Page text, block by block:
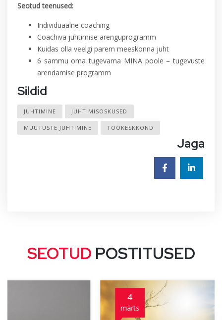
Seotud teenused:
Individuaalne coaching
Coachiva juhtimise arenguprogramm
Kuidas olla veelgi parem meeskonna juht
6 sammu oma tugevama MINA poole – tugevuste
arendamise programm
Sildid
JUHTIMINE JUHTIMISOSKUSED
MUUTUSTE JUHTIMINE TÖÖKESKKOND
Jaga
SEOTUD POSTITUSED